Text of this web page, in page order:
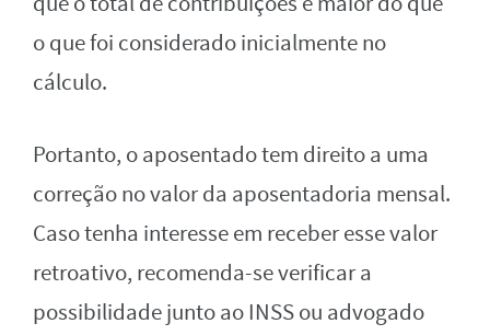
o que foi considerado inicialmente no
cálculo.
Portanto, o aposentado tem direito a uma
correção no valor da aposentadoria mensal.
Caso tenha interesse em receber esse valor
retroativo, recomenda-se verificar a
possibilidade junto ao INSS ou advogado